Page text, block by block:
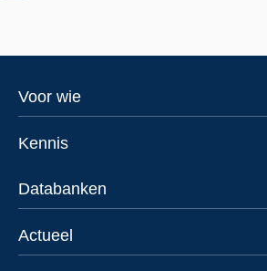
Footer
Voor wie
Kennis
Databanken
Actueel